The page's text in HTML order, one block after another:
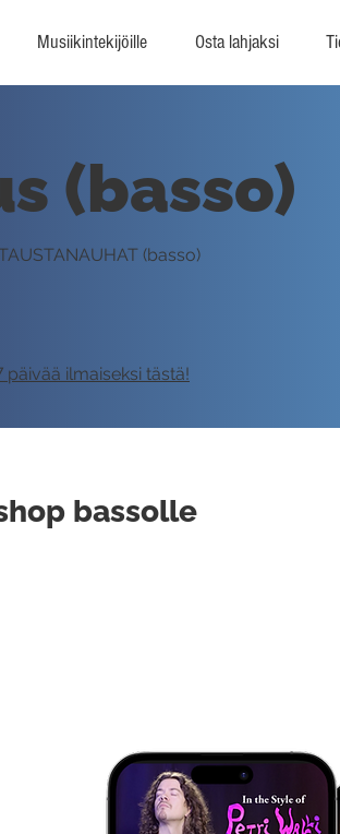
Musiikintekijöille Osta lahjaksi
(basso)
(basso)
päivää ilmaiseksi tästä!
bassolle